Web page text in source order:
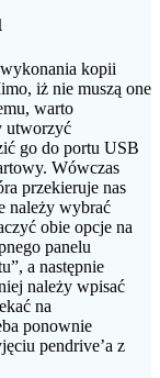
kopii
iż nie muszą one
warto
utworzyć
go do portu USB
Wówczas
przekieruje nas
należy wybrać
obie opcje na
panelu
a następnie
należy wpisać
na
ponownie
pendrive’a z